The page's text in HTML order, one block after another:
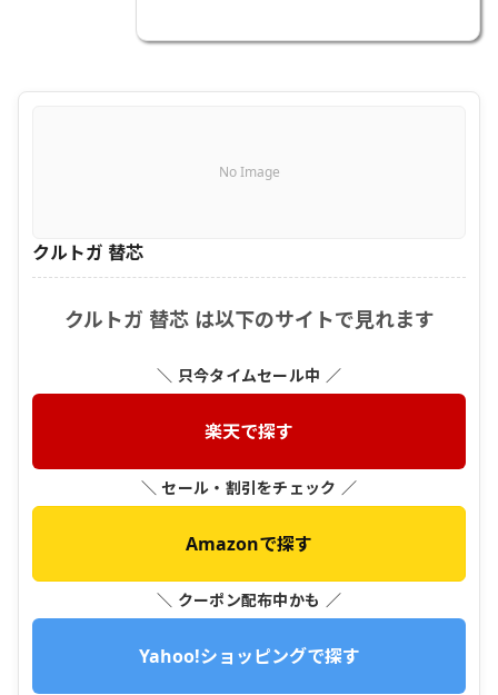
No Image
クルトガ 替芯
クルトガ 替芯 は以下のサイトで見れます
＼ 只今タイムセール中 ／
楽天で探す
＼ セール・割引をチェック ／
Amazonで探す
＼ クーポン配布中かも ／
Yahoo!ショッピングで探す